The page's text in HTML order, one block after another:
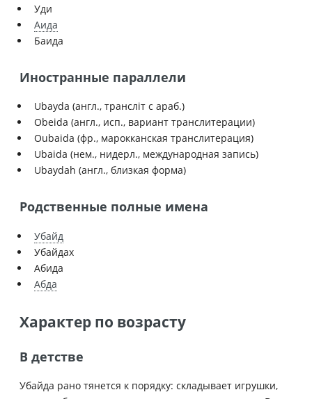
Уди
Аида
Баида
Иностранные параллели
Ubayda (англ., трансліт с араб.)
Obeida (англ., исп., вариант транслитерации)
Oubaida (фр., марокканская транслитерация)
Ubaida (нем., нидерл., международная запись)
Ubaydah (англ., близкая форма)
Родственные полные имена
Убайд
Убайдах
Абидa
Абда
Характер по возрасту
В детстве
Убайда рано тянется к порядку: складывает игрушки,